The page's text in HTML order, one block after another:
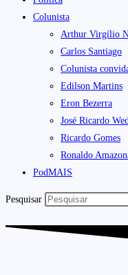
Colunista
Arthur Virgílio
Carlos Santiago
Colunista
Edilson Martins
Eron Bezerra
José Ricardo
Ricardo Gomes
Ronaldo
PodMAIS
Pesquisar